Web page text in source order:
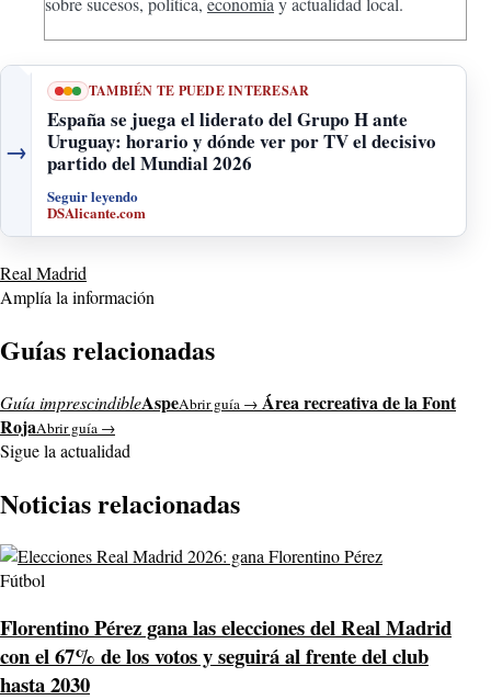
→
TAMBIÉN TE PUEDE INTERESAR
España se juega el liderato del Grupo H ante
Uruguay: horario y dónde ver por TV el decisivo
partido del Mundial 2026
Seguir leyendo
DSAlicante.com
Real Madrid
Amplía la información
Guías relacionadas
Guía imprescindibleAspeAbrir guía → Área recreativa de la Font
RojaAbrir guía →
Sigue la actualidad
Noticias relacionadas
Fútbol
Florentino Pérez gana las elecciones del Real Madrid
con el 67% de los votos y seguirá al frente del club
hasta 2030